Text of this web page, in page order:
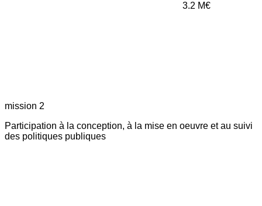
3.2 M€
mission 2
Participation à la conception, à la mise en oeuvre et au suivi
des politiques publiques